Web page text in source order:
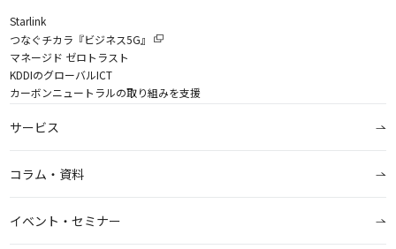
Starlink
つなぐチカラ『ビジネス5G』
マネージド ゼロトラスト
KDDIのグローバルICT
カーボンニュートラルの取り組みを支援
サービス
コラム・資料
イベント・セミナー